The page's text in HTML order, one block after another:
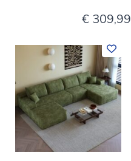
€ 309,99